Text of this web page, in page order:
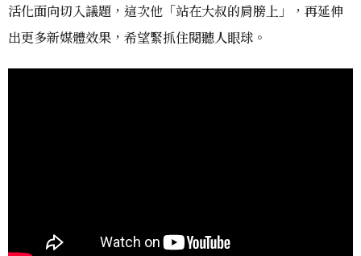
活化面向切入議題，這次他「站在大叔的肩膀上」，再延伸
出更多新媒體效果，希望緊抓住閱聽人眼球。